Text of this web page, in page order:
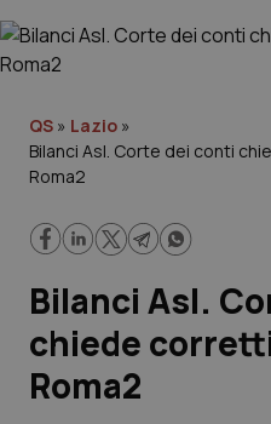
Governo e Parlamento
Regioni e Asl
Lavoro e Professioni
Scienza e Farmaci
Studi e Analisi
QS » Lazio »
Bilanci Asl. Corte dei conti
Roma2
Bilanci Asl.
chiede
Roma2